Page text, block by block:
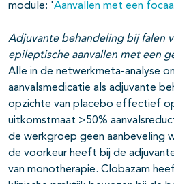
module: 'Aanvallen met een
Adjuvante behandeling bij falen
epileptische aanvallen met een
Alle in de netwerkmeta-analyse
aanvalsmedicatie als adjuvante
opzichte van placebo effectief
uitkomstmaat >50%
de werkgroep geen aanbeveling
de voorkeur heeft bij de
van monotherapie. Clobazam